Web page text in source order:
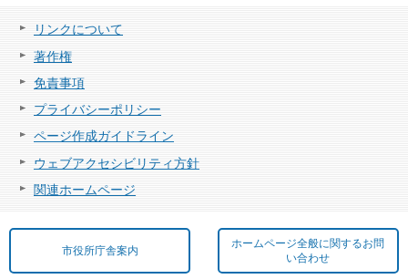
リンクについて
著作権
免責事項
プライバシーポリシー
ページ作成ガイドライン
ウェブアクセシビリティ方針
関連ホームページ
市役所庁舎案内
ホームページ全般に関するお問
い合わせ